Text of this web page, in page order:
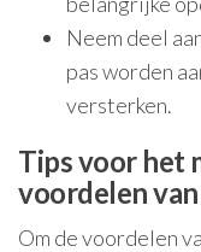
Neem deel
pas worden
versterken.
Tips voor het
voordelen van
Om de voordelen